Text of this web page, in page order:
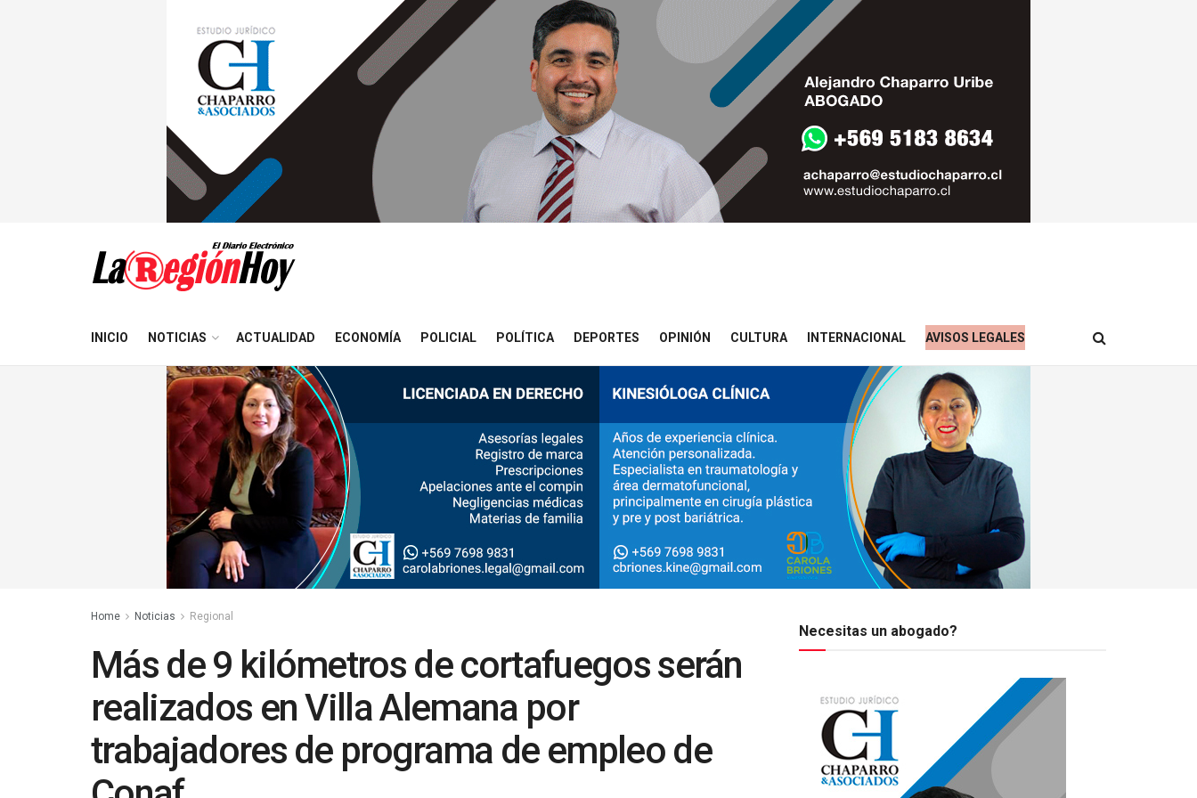
INICIO NOTICIAS ACTUALIDAD ECONOMÍA POLICIAL POLÍTICA DEPORTES OPINIÓN CULTURA INTERNACIONAL AVISOS LEGALES
Home Noticias Regional
Más de 9 kilómetros de cortafuegos serán
realizados en Villa Alemana por
trabajadores de programa de empleo de
Necesitas un abogado?